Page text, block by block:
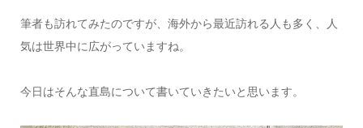
筆者も訪れてみたのですが、海外から最近訪れる人も多く、人
気は世界中に広がっていますね。
今日はそんな直島について書いていきたいと思います。